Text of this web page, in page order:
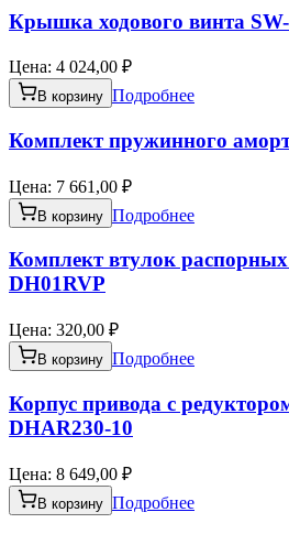
Крышка ходового винта
Цена: 4 024,00 ₽
В корзину Подробнее
Комплект пружинного
Цена: 7 661,00 ₽
В корзину Подробнее
Комплект втулок
DH01RVP
Цена: 320,00 ₽
В корзину Подробнее
Корпус привода с
DHAR230-10
Цена: 8 649,00 ₽
В корзину Подробнее